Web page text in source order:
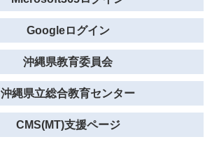
Googleログイン
沖縄県教育委員会
沖縄県立総合教育センター
CMS(MT)支援ページ